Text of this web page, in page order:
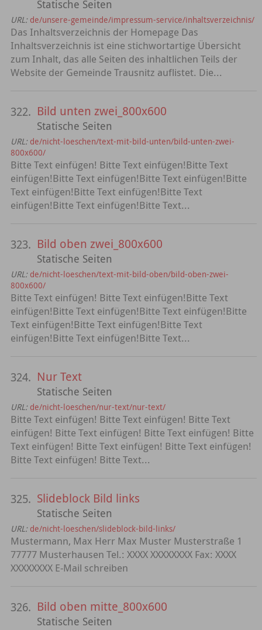
Statische Seiten
URL: de/unsere-gemeinde/impressum-service/inhaltsverzeichnis/
Das Inhaltsverzeichnis der Homepage Das
Inhaltsverzeichnis ist eine stichwortartige Übersicht
zum Inhalt, das alle Seiten des inhaltlichen Teils der
Website der Gemeinde Trausnitz auflistet. Die...
322. Bild unten zwei_800x600
Statische Seiten
URL: de/nicht-loeschen/text-mit-bild-unten/bild-unten-zwei-
800x600/
Bitte Text einfügen! Bitte Text einfügen!Bitte Text
einfügen!Bitte Text einfügen!Bitte Text einfügen!Bitte
Text einfügen!Bitte Text einfügen!Bitte Text
einfügen!Bitte Text einfügen!Bitte Text...
323. Bild oben zwei_800x600
Statische Seiten
URL: de/nicht-loeschen/text-mit-bild-oben/bild-oben-zwei-
800x600/
Bitte Text einfügen! Bitte Text einfügen!Bitte Text
einfügen!Bitte Text einfügen!Bitte Text einfügen!Bitte
Text einfügen!Bitte Text einfügen!Bitte Text
einfügen!Bitte Text einfügen!Bitte Text...
324. Nur Text
Statische Seiten
URL: de/nicht-loeschen/nur-text/nur-text/
Bitte Text einfügen! Bitte Text einfügen! Bitte Text
einfügen! Bitte Text einfügen! Bitte Text einfügen! Bitte
Text einfügen! Bitte Text einfügen! Bitte Text einfügen!
Bitte Text einfügen! Bitte Text...
325. Slideblock Bild links
Statische Seiten
URL: de/nicht-loeschen/slideblock-bild-links/
Mustermann, Max Herr Max Muster Musterstraße 1
77777 Musterhausen Tel.: XXXX XXXXXXXX Fax: XXXX
XXXXXXXX E-Mail schreiben
326. Bild oben mitte_800x600
Statische Seiten